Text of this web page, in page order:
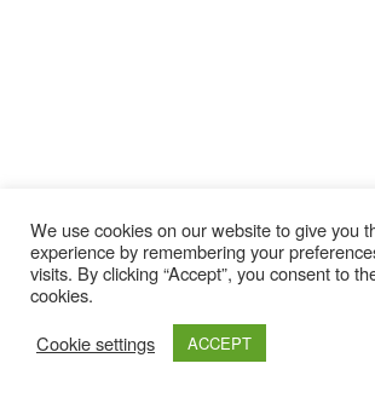
We use cookies on our website to give you
experience by remembering your
visits. By clicking “Accept”, you consent to
cookies.
Cookie settings
ACCEPT